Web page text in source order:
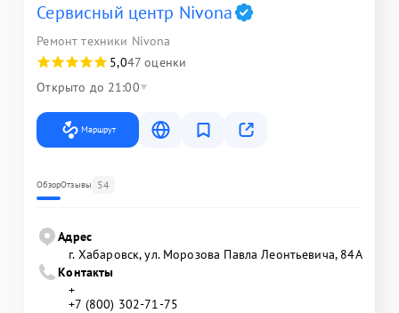
Сервисный центр Nivona
Ремонт техники Nivona
5,047 оценки
Открыто до 21:00
Маршрут
ОбзорОтзывы 54
Адрес
г. Хабаровск, ул. Морозова Павла Леонтьевича, 84А
Контакты
+
+7 (800) 302-71-75